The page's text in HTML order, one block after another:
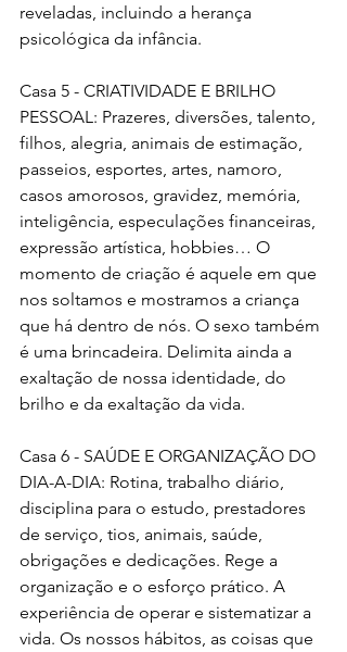
reveladas, incluindo a herança
psicológica da infância.
Casa 5 - CRIATIVIDADE E BRILHO
PESSOAL: Prazeres, diversões, talento,
filhos, alegria, animais de estimação,
passeios, esportes, artes, namoro,
casos amorosos, gravidez, memória,
inteligência, especulações financeiras,
expressão artística, hobbies… O
momento de criação é aquele em que
nos soltamos e mostramos a criança
que há dentro de nós. O sexo também
é uma brincadeira. Delimita ainda a
exaltação de nossa identidade, do
brilho e da exaltação da vida.
Casa 6 - SAÚDE E ORGANIZAÇÃO DO
DIA-A-DIA: Rotina, trabalho diário,
disciplina para o estudo, prestadores
de serviço, tios, animais, saúde,
obrigações e dedicações. Rege a
organização e o esforço prático. A
experiência de operar e sistematizar a
vida. Os nossos hábitos, as coisas que